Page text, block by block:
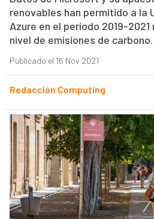
renovables han permitido a la
Azure en el período 2019-
nivel de emisiones de carbono.
Publicado el 16 Nov 2021
Redacción Computing